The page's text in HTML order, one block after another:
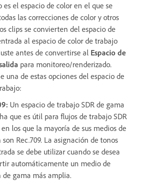
es el espacio de color en el que se
las correcciones de color y otros
clips se convierten del espacio de
al espacio de color de trabajo
antes de convertirse al Espacio de
para monitoreo/renderizado.
una de estas opciones del espacio de
: Un espacio de trabajo SDR de gama
que es útil para flujos de trabajo SDR
en los que la mayoría de sus medios de
Rec.709. La asignación de tonos
se debe utilizar cuando se desea
automáticamente un medio de
de gama más amplia.